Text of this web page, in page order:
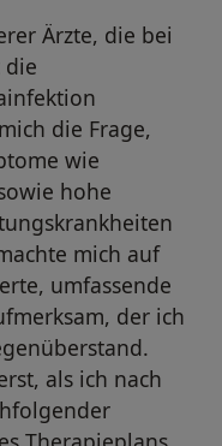
Ärzte, die bei
die
die Frage,
wie
hohe
mich auf
umfassende
der ich
als ich nach